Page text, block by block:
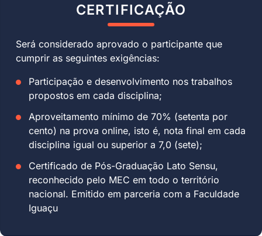
CERTIFICAÇÃO
Será considerado aprovado o participante que
cumprir as seguintes exigências:
Participação e desenvolvimento nos trabalhos
propostos em cada disciplina;
Aproveitamento mínimo de 70% (setenta por
cento) na prova online, isto é, nota final em cada
disciplina igual ou superior a 7,0 (sete);
Certificado de Pós-Graduação Lato Sensu,
reconhecido pelo MEC em todo o território
nacional. Emitido em parceria com a Faculdade
Iguaçu